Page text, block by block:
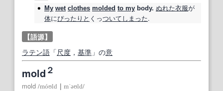
My wet clothes molded to my body. ぬれた衣服が
体にぴったりと くっついてしまった.
【語源】
ラテン語 「尺度 ， 基準 」の意
mold ２
mold /móʊld ｜ mˈəʊld/